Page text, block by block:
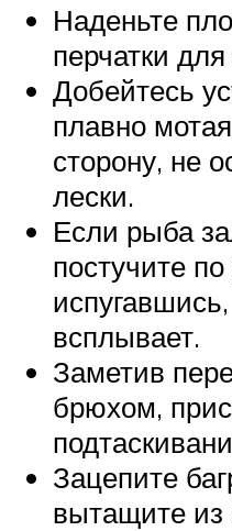
Наденьте
перчатки
Добейтесь
плавно
сторону, не
лески.
Если рыба
постучите
всплывает.
Заметив
брюхом,
Зацепите
вытащите из